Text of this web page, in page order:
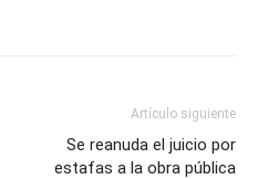
Artículo siguiente
Se reanuda el juicio por
estafas a la obra pública